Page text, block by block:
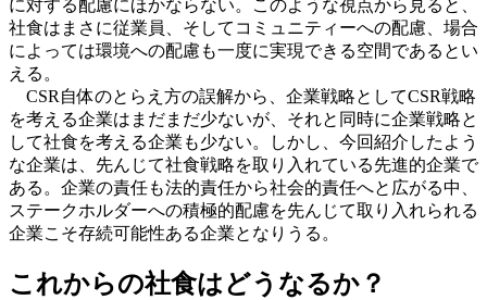
に対する配慮にほかならない。このような視点から見ると、
社食はまさに従業員、そしてコミュニティーへの配慮、場合
によっては環境への配慮も一度に実現できる空間であるとい
える。
CSR自体のとらえ方の誤解から、企業戦略としてCSR戦略
を考える企業はまだまだ少ないが、それと同時に企業戦略と
して社食を考える企業も少ない。しかし、今回紹介したよう
な企業は、先んじて社食戦略を取り入れている先進的企業で
ある。企業の責任も法的責任から社会的責任へと広がる中、
ステークホルダーへの積極的配慮を先んじて取り入れられる
企業こそ存続可能性ある企業となりうる。
これからの社食はどうなるか？